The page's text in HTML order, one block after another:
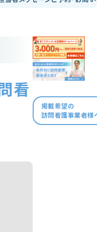
看
掲載希望の
訪問看護事業者様